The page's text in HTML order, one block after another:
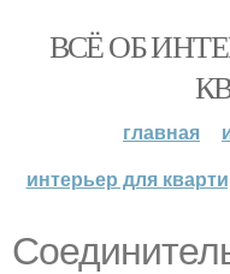
ВСЁ ОБ
главная
интерьер для